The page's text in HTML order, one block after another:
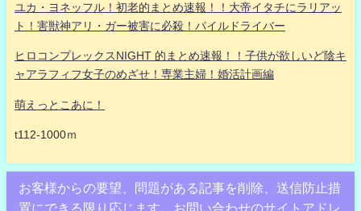
ユカ・ヨネッフル！初老的まとめ速報！！大帝イタチにラリアッ
ト！害獣神アリ・ガー被害に必殺！パイルドライバー
ヒロコンプレックスNIGHT 的まとめ速報！！子供が欲しいど陰キ
ャアラフィフ女子のめざせ！専業主婦！婚活計画編
萌えっとこあに！
t112-1000ｍ
お客様からの要望、問題がある記事を削除、送信防止措
置にできる限り応じます。お問い合わせのサイトアドレ